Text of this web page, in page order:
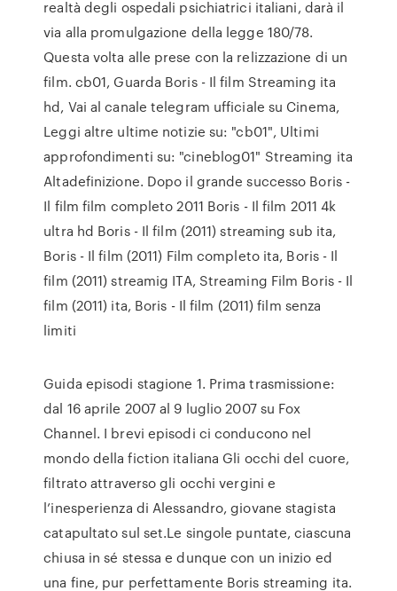
realtà degli ospedali psichiatrici italiani, darà il
via alla promulgazione della legge 180/78.
Questa volta alle prese con la relizzazione di un
film. cb01, Guarda Boris - Il film Streaming ita
hd, Vai al canale telegram ufficiale su Cinema,
Leggi altre ultime notizie su: "cb01", Ultimi
approfondimenti su: "cineblog01" Streaming ita
Altadefinizione. Dopo il grande successo Boris -
Il film film completo 2011 Boris - Il film 2011 4k
ultra hd Boris - Il film (2011) streaming sub ita,
Boris - Il film (2011) Film completo ita, Boris - Il
film (2011) streamig ITA, Streaming Film Boris - Il
film (2011) ita, Boris - Il film (2011) film senza
limiti
Guida episodi stagione 1. Prima trasmissione:
dal 16 aprile 2007 al 9 luglio 2007 su Fox
Channel. I brevi episodi ci conducono nel
mondo della fiction italiana Gli occhi del cuore,
filtrato attraverso gli occhi vergini e
l’inesperienza di Alessandro, giovane stagista
catapultato sul set.Le singole puntate, ciascuna
chiusa in sé stessa e dunque con un inizio ed
una fine, pur perfettamente Boris streaming ita.